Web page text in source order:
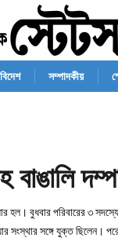
বিদেশ সম্পাদকীয়
বাঙালি
হল। বুধবার পরিবারের ৩
সংস্থার সঙ্গে যুক্ত ছিলেন।